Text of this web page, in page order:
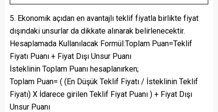
5. Ekonomik açıdan en avantajlı teklif fiyatla birlikte fiyat
dışındaki unsurlar da dikkate alınarak belirlenecektir.
Hesaplamada Kullanılacak Formül:Toplam Puan=Teklif
Fiyatı Puanı + Fiyat Dışı Unsur Puanı
İsteklinin Toplam Puanı hesaplanırken;
Toplam Puan= ( (En Düşük Teklif Fiyatı / İsteklinin Teklif
Fiyatı) X İdarece girilen Teklif Fiyat Puanı ) + Fiyat Dışı
Unsur Puanı